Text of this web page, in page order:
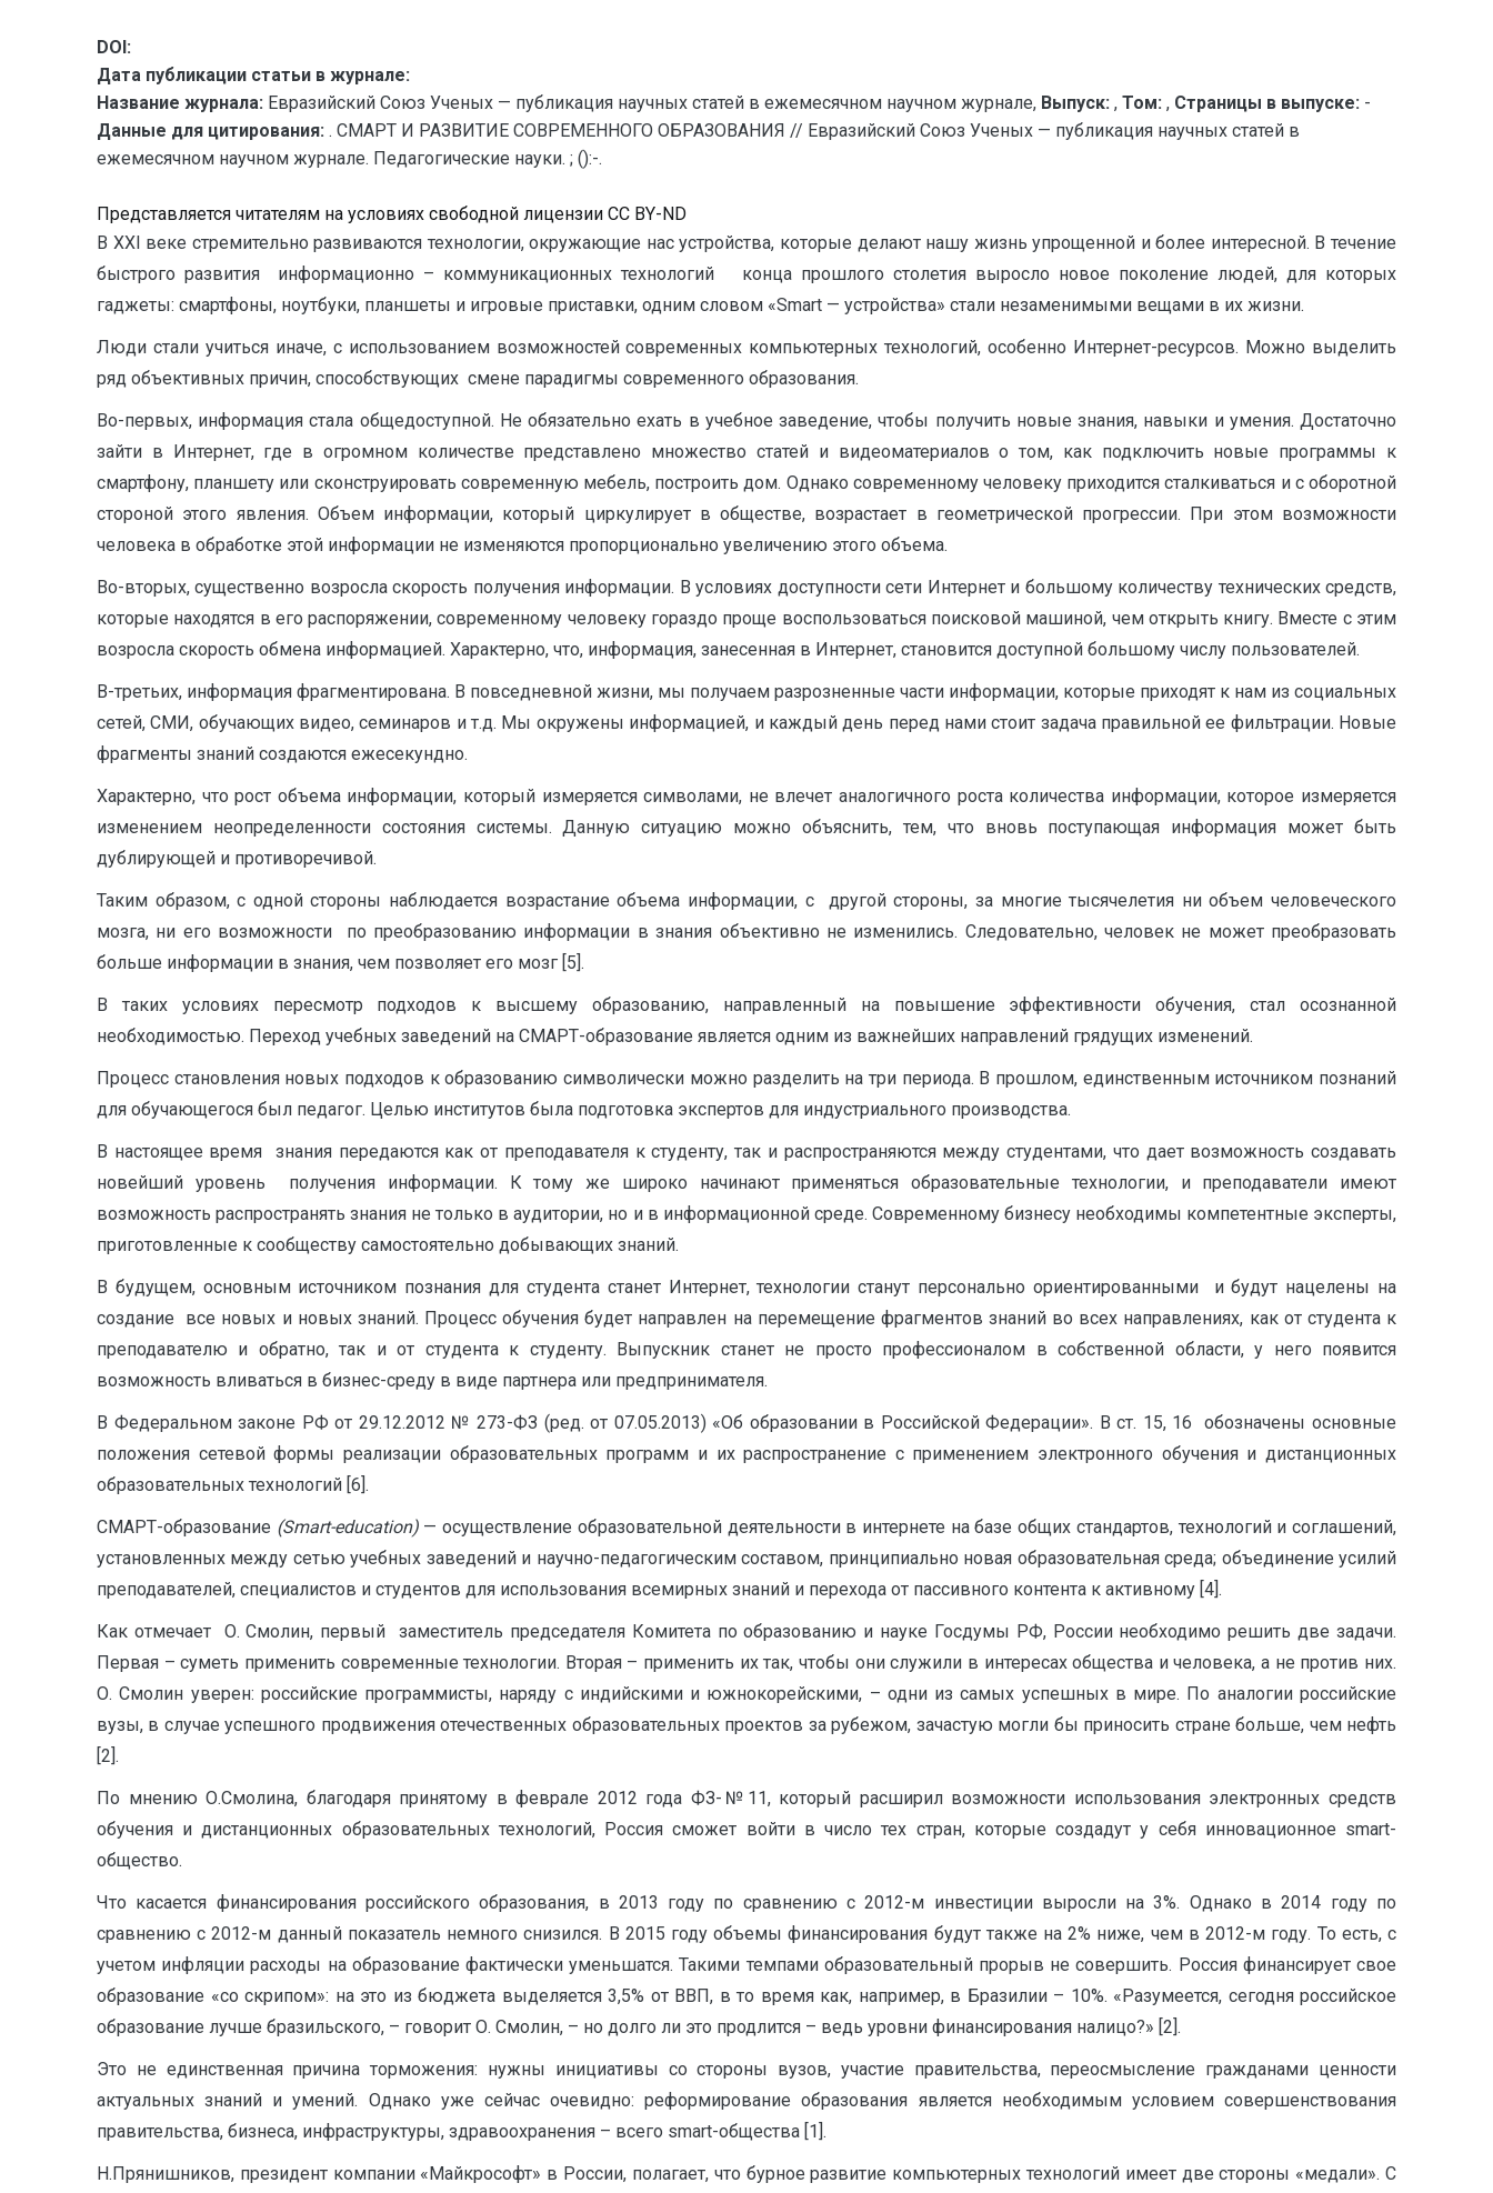
DOI:
Дата публикации статьи в журнале:
Название журнала: Евразийский Союз Ученых — публикация научных статей в ежемесячном научном журнале, Выпуск: , Том: , Страницы в выпуске: -
Данные для цитирования: . СМАРТ И РАЗВИТИЕ СОВРЕМЕННОГО ОБРАЗОВАНИЯ // Евразийский Союз Ученых — публикация научных статей в
ежемесячном научном журнале. Педагогические науки. ; ():-.
Представляется читателям на условиях свободной лицензии CC BY-ND
В XXI веке стремительно развиваются технологии, окружающие нас устройства, которые делают нашу жизнь упрощенной и более интересной. В течение
быстрого развития информационно – коммуникационных технологий конца прошлого столетия выросло новое поколение людей, для которых
гаджеты: смартфоны, ноутбуки, планшеты и игровые приставки, одним словом «Smart — устройства» стали незаменимыми вещами в их жизни.
Люди стали учиться иначе, с использованием возможностей современных компьютерных технологий, особенно Интернет-ресурсов. Можно выделить
ряд объективных причин, способствующих смене парадигмы современного образования.
Во-первых, информация стала общедоступной. Не обязательно ехать в учебное заведение, чтобы получить новые знания, навыки и умения. Достаточно
зайти в Интернет, где в огромном количестве представлено множество статей и видеоматериалов о том, как подключить новые программы к
смартфону, планшету или сконструировать современную мебель, построить дом. Однако современному человеку приходится сталкиваться и с оборотной
стороной этого явления. Объем информации, который циркулирует в обществе, возрастает в геометрической прогрессии. При этом возможности
человека в обработке этой информации не изменяются пропорционально увеличению этого объема.
Во-вторых, существенно возросла скорость получения информации. В условиях доступности сети Интернет и большому количеству технических средств,
которые находятся в его распоряжении, современному человеку гораздо проще воспользоваться поисковой машиной, чем открыть книгу. Вместе с этим
возросла скорость обмена информацией. Характерно, что, информация, занесенная в Интернет, становится доступной большому числу пользователей.
В-третьих, информация фрагментирована. В повседневной жизни, мы получаем разрозненные части информации, которые приходят к нам из социальных
сетей, СМИ, обучающих видео, семинаров и т.д. Мы окружены информацией, и каждый день перед нами стоит задача правильной ее фильтрации. Новые
фрагменты знаний создаются ежесекундно.
Характерно, что рост объема информации, который измеряется символами, не влечет аналогичного роста количества информации, которое измеряется
изменением неопределенности состояния системы. Данную ситуацию можно объяснить, тем, что вновь поступающая информация может быть
дублирующей и противоречивой.
Таким образом, с одной стороны наблюдается возрастание объема информации, с другой стороны, за многие тысячелетия ни объем человеческого
мозга, ни его возможности по преобразованию информации в знания объективно не изменились. Следовательно, человек не может преобразовать
больше информации в знания, чем позволяет его мозг [5].
В таких условиях пересмотр подходов к высшему образованию, направленный на повышение эффективности обучения, стал осознанной
необходимостью. Переход учебных заведений на СМАРТ-образование является одним из важнейших направлений грядущих изменений.
Процесс становления новых подходов к образованию символически можно разделить на три периода. В прошлом, единственным источником познаний
для обучающегося был педагог. Целью институтов была подготовка экспертов для индустриального производства.
В настоящее время знания передаются как от преподавателя к студенту, так и распространяются между студентами, что дает возможность создавать
новейший уровень получения информации. К тому же широко начинают применяться образовательные технологии, и преподаватели имеют
возможность распространять знания не только в аудитории, но и в информационной среде. Современному бизнесу необходимы компетентные эксперты,
приготовленные к сообществу самостоятельно добывающих знаний.
В будущем, основным источником познания для студента станет Интернет, технологии станут персонально ориентированными и будут нацелены на
создание все новых и новых знаний. Процесс обучения будет направлен на перемещение фрагментов знаний во всех направлениях, как от студента к
преподавателю и обратно, так и от студента к студенту. Выпускник станет не просто профессионалом в собственной области, у него появится
возможность вливаться в бизнес-среду в виде партнера или предпринимателя.
В Федеральном законе РФ от 29.12.2012 № 273-ФЗ (ред. от 07.05.2013) «Об образовании в Российской Федерации». В ст. 15, 16 обозначены основные
положения сетевой формы реализации образовательных программ и их распространение с применением электронного обучения и дистанционных
образовательных технологий [6].
СМАРТ-образование (Smart-education)— осуществление образовательной деятельности в интернете на базе общих стандартов, технологий и соглашений,
установленных между сетью учебных заведений и научно-педагогическим составом, принципиально новая образовательная среда; объединение усилий
преподавателей, специалистов и студентов для использования всемирных знаний и перехода от пассивного контента к активному [4].
Как отмечает О. Смолин, первый заместитель председателя Комитета по образованию и науке Госдумы РФ, России необходимо решить две задачи.
Первая – суметь применить современные технологии. Вторая – применить их так, чтобы они служили в интересах общества и человека, а не против них.
О. Смолин уверен: российские программисты, наряду с индийскими и южнокорейскими, – одни из самых успешных в мире. По аналогии российские
вузы, в случае успешного продвижения отечественных образовательных проектов за рубежом, зачастую могли бы приносить стране больше, чем нефть
[2].
По мнению О.Смолина, благодаря принятому в феврале 2012 года ФЗ-№11, который расширил возможности использования электронных средств
обучения и дистанционных образовательных технологий, Россия сможет войти в число тех стран, которые создадут у себя инновационное smart-
общество.
Что касается финансирования российского образования, в 2013 году по сравнению с 2012-м инвестиции выросли на 3%. Однако в 2014 году по
сравнению с 2012-м данный показатель немного снизился. В 2015 году объемы финансирования будут также на 2% ниже, чем в 2012-м году. То есть, с
учетом инфляции расходы на образование фактически уменьшатся. Такими темпами образовательный прорыв не совершить. Россия финансирует свое
образование «со скрипом»: на это из бюджета выделяется 3,5% от ВВП, в то время как, например, в Бразилии – 10%. «Разумеется, сегодня российское
образование лучше бразильского, – говорит О. Смолин, – но долго ли это продлится – ведь уровни финансирования налицо?» [2].
Это не единственная причина торможения: нужны инициативы со стороны вузов, участие правительства, переосмысление гражданами ценности
актуальных знаний и умений. Однако уже сейчас очевидно: реформирование образования является необходимым условием совершенствования
правительства, бизнеса, инфраструктуры, здравоохранения – всего smart-общества [1].
Н.Прянишников, президент компании «Майкрософт» в России, полагает, что бурное развитие компьютерных технологий имеет две стороны «медали». С